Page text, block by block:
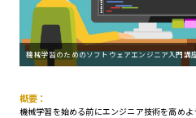
機械学習のためのソフトウェアエンジニア入門講
概要：
機械学習を始める前にエンジニア技術を高めよ